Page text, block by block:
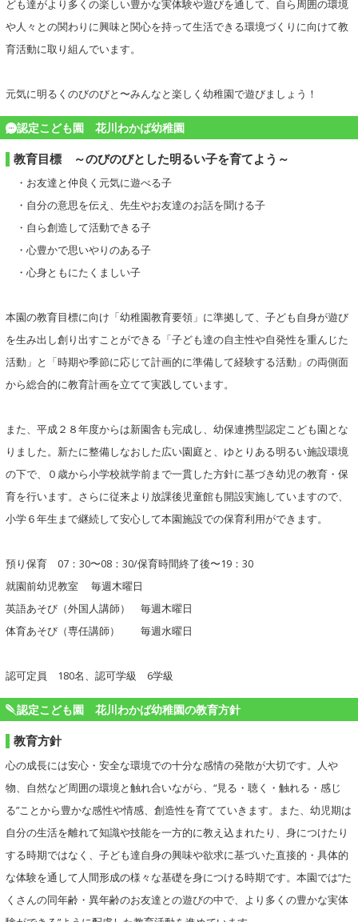
ども達がより多くの楽しい豊かな実体験や遊びを通して、自ら周囲の環境
や人々との関わりに興味と関心を持って生活できる環境づくりに向けて教
育活動に取り組んでいます。
元気に明るくのびのびと〜みんなと楽しく幼稚園で遊びましょう！
認定こども園 花川わかば幼稚園
教育目標 ～のびのびとした明るい子を育てよう～
・お友達と仲良く元気に遊べる子
・自分の意思を伝え、先生やお友達のお話を聞ける子
・自ら創造して活動できる子
・心豊かで思いやりのある子
・心身ともにたくましい子
本園の教育目標に向け「幼稚園教育要領」に準拠して、子ども自身が遊び
を生み出し創り出すことができる「子ども達の自主性や自発性を重んじた
活動」と「時期や季節に応じて計画的に準備して経験する活動」の両側面
から総合的に教育計画を立てて実践しています。
また、平成２８年度からは新園舎も完成し、幼保連携型認定こども園とな
りました。新たに整備しなおした広い園庭と、ゆとりある明るい施設環境
の下で、０歳から小学校就学前まで一貫した方針に基づき幼児の教育・保
育を行います。さらに従来より放課後児童館も開設実施していますので、
小学６年生まで継続して安心して本園施設での保育利用ができます。
預り保育 07：30〜08：30/保育時間終了後〜19：30
就園前幼児教室 毎週木曜日
英語あそび（外国人講師） 毎週木曜日
体育あそび（専任講師） 毎週水曜日
認可定員 180名、認可学級 6学級
認定こども園 花川わかば幼稚園の教育方針
教育方針
心の成長には安心・安全な環境での十分な感情の発散が大切です。人や
物、自然など周囲の環境と触れ合いながら、“見る・聴く・触れる・感じ
る”ことから豊かな感性や情感、創造性を育てていきます。また、幼児期は
自分の生活を離れて知識や技能を一方的に教え込まれたり、身につけたり
する時期ではなく、子ども達自身の興味や欲求に基づいた直接的・具体的
な体験を通して人間形成の様々な基礎を身につける時期です。本園では“た
くさんの同年齢・異年齢のお友達との遊びの中で、より多くの豊かな実体